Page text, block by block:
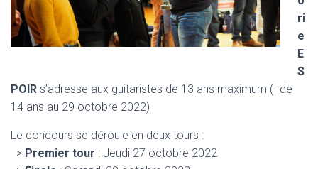
ri
e
E
S
POIR s’adresse aux guitaristes de 13 ans maximum (- de
14 ans au 29 octobre 2022)
Le concours se déroule en deux tours :
> Premier tour : Jeudi 27 octobre 2022